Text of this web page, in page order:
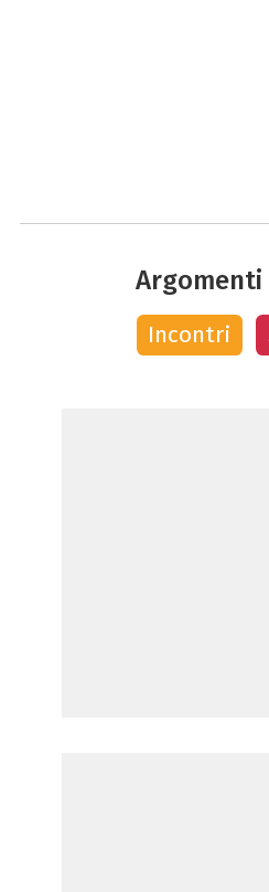
Incontri